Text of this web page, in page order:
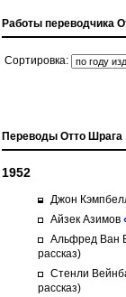
Работы переводчика
Сортировка:
Переводы Отто Шрага
1952
Джон
Айзек Азимов
Альфред Ван
рассказ)
Стенли
рассказ)